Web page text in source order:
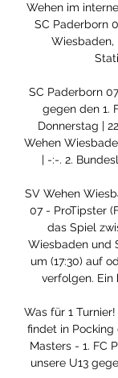
Wehen im
SC Paderborn
Wiesbaden,
SC Paderborn
gegen den 1.
Donnerstag |
Wehen
| -:-. 2.
SV Wehen
07 - ProTipster
das Spiel
Wiesbaden und
um (17:30) auf
verfolgen. Ein
Was für 1
findet in Pocking
Masters - 1. FC
unsere U13